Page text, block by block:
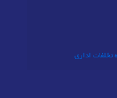
تخلفات اداری